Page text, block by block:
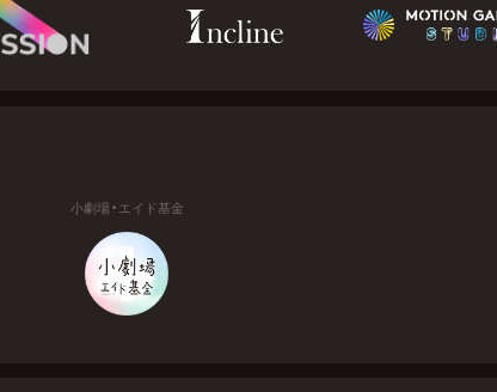
小劇場・エイド基金